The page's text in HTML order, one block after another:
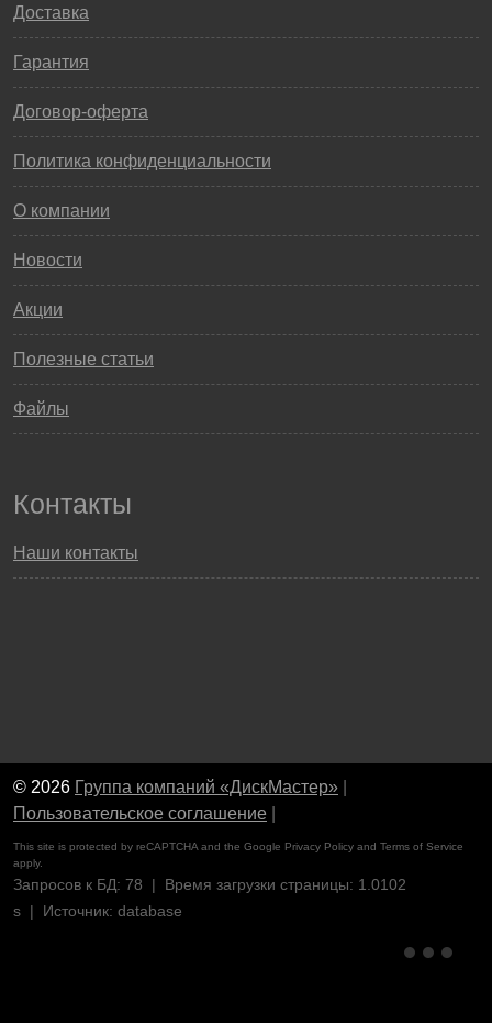
Доставка
Гарантия
Договор-оферта
Политика конфиденциальности
О компании
Новости
Акции
Полезные статьи
Файлы
Контакты
Наши контакты
© 2026 Группа компаний «ДискМастер»
Пользовательское соглашение
This site is protected by reCAPTCHA and the Google Privacy Policy and Terms of Service
apply.
Запросов к БД: 78 | Время загрузки страницы: 1.0102
s | Источник: database